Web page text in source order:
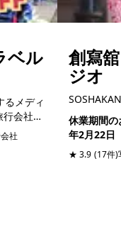
ベル
るメディ
行会社
なベト
を知り
社
創寫
ジオ
休業期間のお知らせ 2026
年2月22日
/ ソウシャ
★ 3.9 (17件)